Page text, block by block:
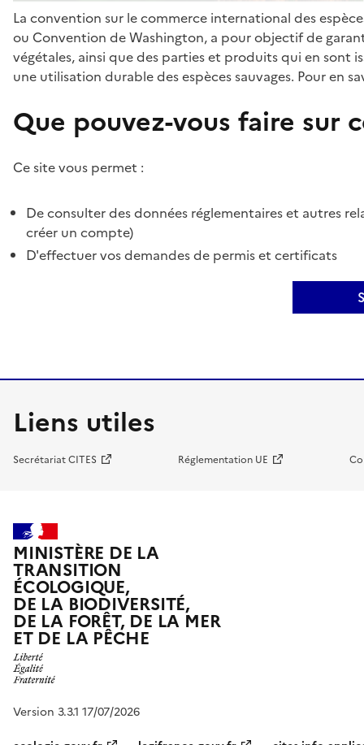
La convention sur le commerce international des
ou Convention de Washington, a pour objectif de
végétales, ainsi que des parties et produits qui en sont
une utilisation durable des espèces sauvages. Pour en
Que pouvez-vous faire sur
Ce site vous permet :
De consulter des données réglementaires et autres
créer un compte)
D'effectuer vos demandes de permis et certificats
Liens utiles
Secrétariat CITES Réglementation UE
MINISTÈRE DE LA
TRANSITION
ÉCOLOGIQUE,
DE LA BIODIVERSITÉ,
DE LA FORÊT, DE LA MER
ET DE LA PÊCHE
Version 3.3.1 17/07/2026